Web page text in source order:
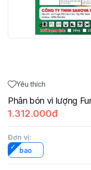
Yêu thích
Phân bón vi lượng
1.312.000đ
Đơn vị:
bao